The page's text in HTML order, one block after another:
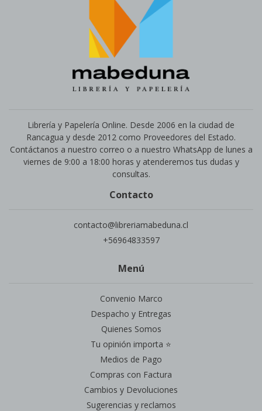
Librería y Papelería Online. Desde 2006 en la ciudad de
Rancagua y desde 2012 como Proveedores del Estado.
Contáctanos a nuestro correo o a nuestro WhatsApp de lunes a
viernes de 9:00 a 18:00 horas y atenderemos tus dudas y
consultas.
Contacto
contacto@libreriamabeduna.cl
+56964833597
Menú
Convenio Marco
Despacho y Entregas
Quienes Somos
Tu opinión importa ⭐
Medios de Pago
Compras con Factura
Cambios y Devoluciones
Sugerencias y reclamos